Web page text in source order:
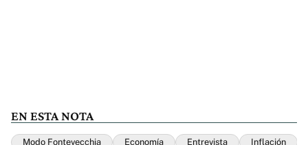
EN ESTA NOTA
Modo Fontevecchia Economía Entrevista Inflación